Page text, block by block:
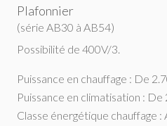
Plafonnier
(série AB30 à AB54)
Possibilité de 400V/3.
Puissance en chauffage : De
Puissance en climatisation :
Classe énergétique chauffage :